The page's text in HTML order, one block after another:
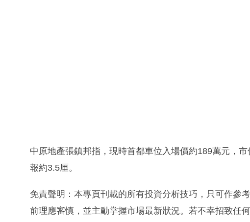
中原地產張鎮邦指，現時首都車位入場價約189萬元，
報約3.5厘。
免責聲明：本專頁刊載的所有投資分析技巧，只可作參
前理應審慎，並主動掌握市場最新狀況。若不幸招致任